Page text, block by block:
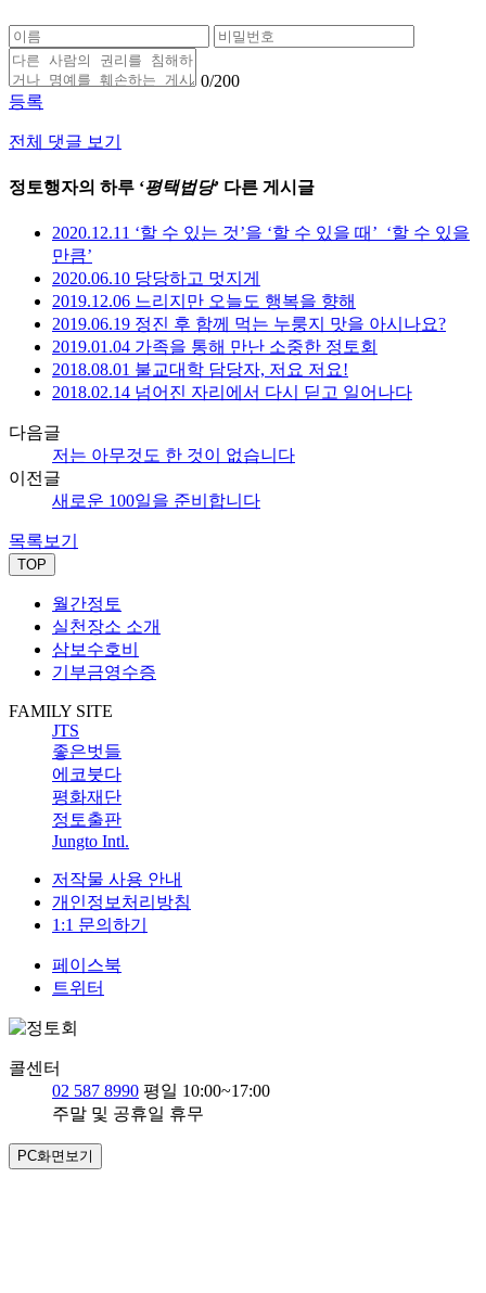
0/200
등록
전체 댓글 보기
정토행자의 하루 ‘평택법당’ 다른 게시글
2020.12.11 ‘할 수 있는 것’을 ‘할 수 있을 때’_‘할 수 있을
만큼’
2020.06.10 당당하고 멋지게
2019.12.06 느리지만 오늘도 행복을 향해
2019.06.19 정진 후 함께 먹는 누룽지 맛을 아시나요?
2019.01.04 가족을 통해 만난 소중한 정토회
2018.08.01 불교대학 담당자, 저요 저요!
2018.02.14 넘어진 자리에서 다시 딛고 일어나다
다음글
저는 아무것도 한 것이 없습니다
이전글
새로운 100일을 준비합니다
목록보기
TOP
월간정토
실천장소 소개
삼보수호비
기부금영수증
FAMILY SITE
JTS
좋은벗들
에코붓다
평화재단
정토출판
Jungto Intl.
저작물 사용 안내
개인정보처리방침
1:1 문의하기
페이스북
트위터
콜센터
02 587 8990 평일 10:00~17:00
주말 및 공휴일 휴무
PC화면보기